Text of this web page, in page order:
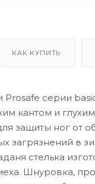
КАК КУПИТЬ
серии
кантом и
защиты ног от
загрязнений в
стелька
Шнуровка,